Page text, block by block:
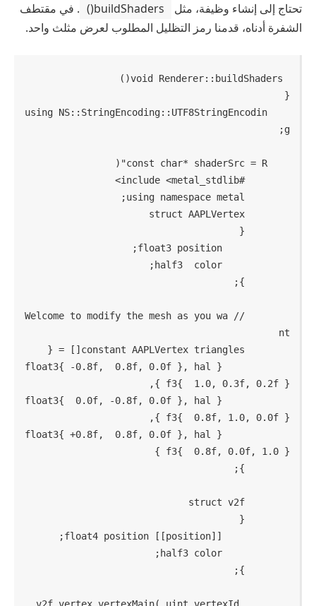
تحتاج إلى إنشاء وظيفة، مثل
buildShaders()
. في مقتطف
الشفرة أدناه، قدمنا ​​رمز التظليل المطلوب لعرض مثلث واحد.
void Renderer::buildShaders
()
using NS::StringEncoding::UTF8StringEncodin
const char* shaderSrc =
        // Welcome to modify the mesh as you wa
            { float3{ -0.8f,  0.8f, 0.0f }, hal
            { float3{  0.0f, -0.8f, 0.0f }, hal
            { float3{ +0.8f,  0.8f, 0.0f }, hal